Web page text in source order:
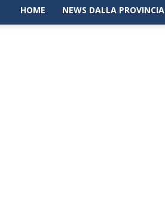
di
HOME NEWS DALLA PROVINCIA